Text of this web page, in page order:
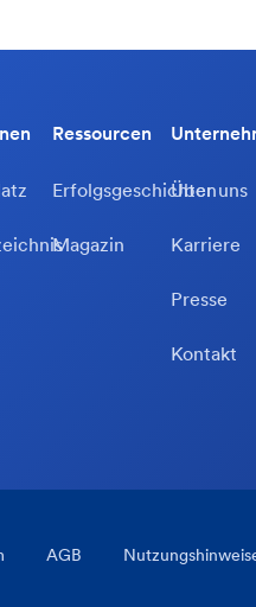
Ressourcen
Erfolgsgeschichten
Magazin
Über uns
Karriere
Presse
Kontakt
AGB